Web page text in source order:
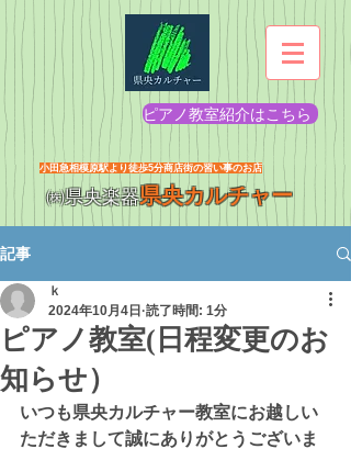
ピアノ教室紹介はこちら
​小田急相模原駅より徒歩5分商店街の習い事のお店
㈱県央楽器県央カルチャー
記事
ピアノ教室(日程変更のお
知らせ）
ｋ
2024年10月4日 読了時間: 1分
いつも県央カルチャー教室にお越しい
ただきまして誠にありがとうございま